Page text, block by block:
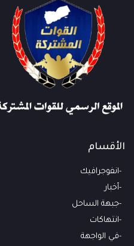
الأقسام
انفوجرافيك
أخبار
جبهة الساحل
انتهاكات
في الواجهة